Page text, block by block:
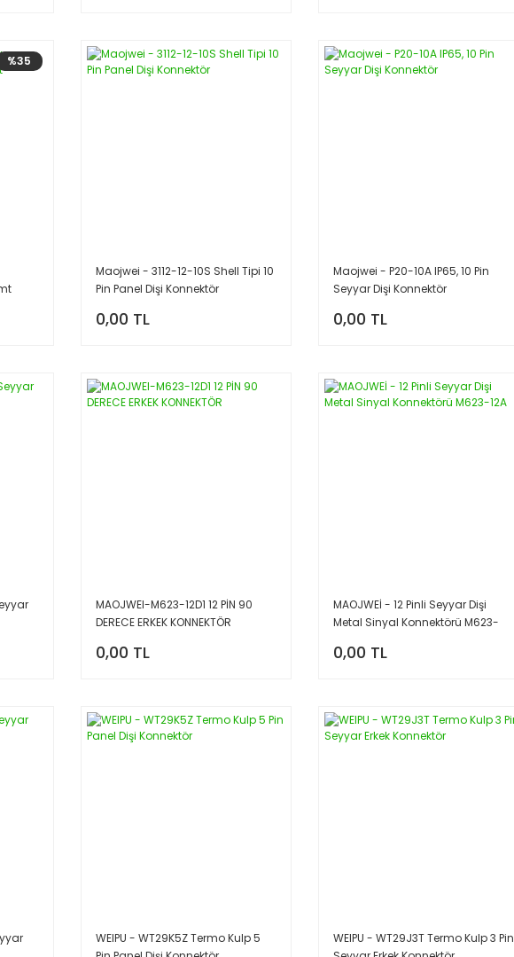
%35
Maojwei - 3112-12-10S Shell Tipi 10
Pin Panel Dişi Konnektör
0,00 TL
Maojwei - P20-10A IP65, 10 Pin
Seyyar Dişi Konnektör
0,00 TL
MAOJWEI-M623-12D1 12 PİN 90
DERECE ERKEK KONNEKTÖR
0,00 TL
MAOJWEİ - 12 Pinli Seyyar Dişi
Metal Sinyal Konnektörü M623-
0,00 TL
WEIPU - WT29K5Z Termo Kulp 5
WEIPU - WT29J3T Termo Kulp 3 Pin